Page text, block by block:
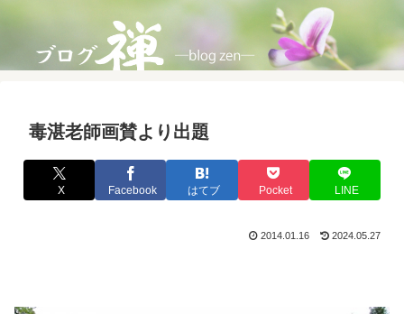
毒湛老師画賛より出題
X Facebook はてブ Pocket LINE
2014.01.16 2024.05.27